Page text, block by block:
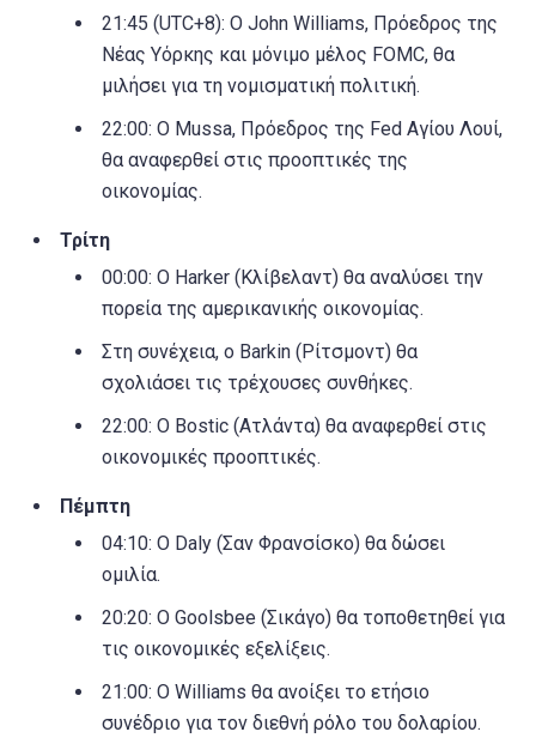
21:45 (UTC+8): Ο John Williams, Πρόεδρος της
Νέας Υόρκης και μόνιμο μέλος FOMC, θα
μιλήσει για τη νομισματική πολιτική.
22:00: Ο Mussa, Πρόεδρος της Fed Αγίου Λουί,
θα αναφερθεί στις προοπτικές της
οικονομίας.
Τρίτη
00:00: Ο Harker (Κλίβελαντ) θα αναλύσει την
πορεία της αμερικανικής οικονομίας.
Στη συνέχεια, ο Barkin (Ρίτσμοντ) θα
σχολιάσει τις τρέχουσες συνθήκες.
22:00: Ο Bostic (Ατλάντα) θα αναφερθεί στις
οικονομικές προοπτικές.
Πέμπτη
04:10: Ο Daly (Σαν Φρανσίσκο) θα δώσει
ομιλία.
20:20: Ο Goolsbee (Σικάγο) θα τοποθετηθεί για
τις οικονομικές εξελίξεις.
21:00: Ο Williams θα ανοίξει το ετήσιο
συνέδριο για τον διεθνή ρόλο του δολαρίου.